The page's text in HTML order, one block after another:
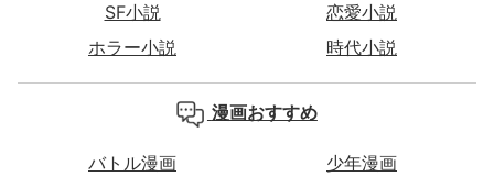
SF小説
恋愛小説
ホラー小説
時代小説
漫画おすすめ
バトル漫画
少年漫画